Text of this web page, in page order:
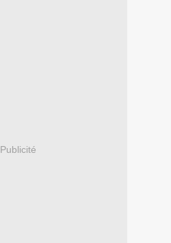
Publicité